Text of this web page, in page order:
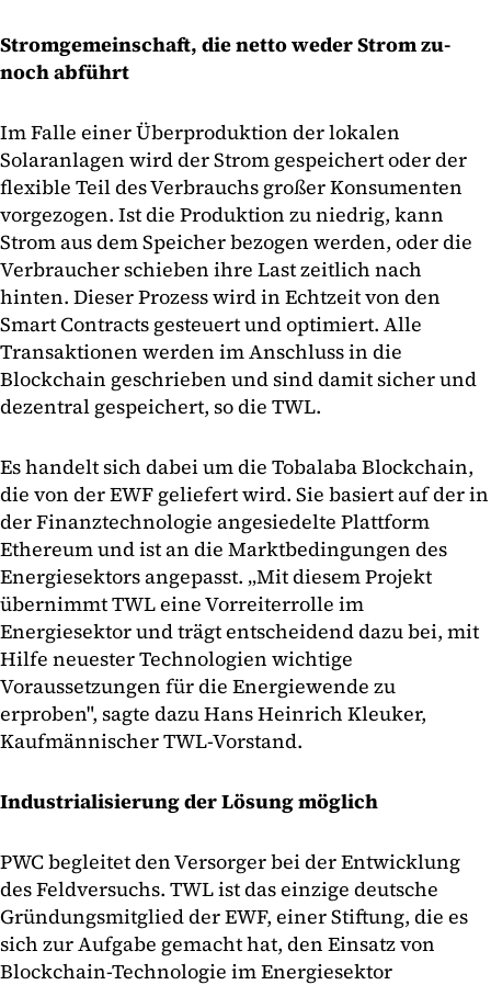
Stromgemeinschaft, die netto weder Strom zu-
noch abführt
Im Falle einer Überproduktion der lokalen
Solaranlagen wird der Strom gespeichert oder der
flexible Teil des Verbrauchs großer Konsumenten
vorgezogen. Ist die Produktion zu niedrig, kann
Strom aus dem Speicher bezogen werden, oder die
Verbraucher schieben ihre Last zeitlich nach
hinten. Dieser Prozess wird in Echtzeit von den
Smart Contracts gesteuert und optimiert. Alle
Transaktionen werden im Anschluss in die
Blockchain geschrieben und sind damit sicher und
dezentral gespeichert, so die TWL.
Es handelt sich dabei um die Tobalaba Blockchain,
die von der EWF geliefert wird. Sie basiert auf der in
der Finanztechnologie angesiedelte Plattform
Ethereum und ist an die Marktbedingungen des
Energiesektors angepasst. „Mit diesem Projekt
übernimmt TWL eine Vorreiterrolle im
Energiesektor und trägt entscheidend dazu bei, mit
Hilfe neuester Technologien wichtige
Voraussetzungen für die Energiewende zu
erproben", sagte dazu Hans Heinrich Kleuker,
Kaufmännischer TWL-Vorstand.
Industrialisierung der Lösung möglich
PWC begleitet den Versorger bei der Entwicklung
des Feldversuchs. TWL ist das einzige deutsche
Gründungsmitglied der EWF, einer Stiftung, die es
sich zur Aufgabe gemacht hat, den Einsatz von
Blockchain-Technologie im Energiesektor